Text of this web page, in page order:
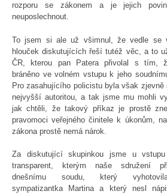
rozporu se zákonem a je jejich
neuposlechnout.
To jsem si ale už všimnul, že vedle se
hlouček diskutujících řeší tutéž věc, a to
ČR, kterou pan Patera přivolal s tím,
bráněno ve volném vstupu k jeho
Pro zasahujícího policistu byla však zjevně
nejvyšší autoritou, a tak jsme mu mohli
jak chtěli, že takový příkaz je prostě
pravomoci veřejného činitele k úkonům,
zákona prostě nemá nárok.
Za diskutující skupinkou jsme u vstupu
transparent, kterým naše sdružení
dnešnímu soudu, který
sympatizantka Martina a který nesl